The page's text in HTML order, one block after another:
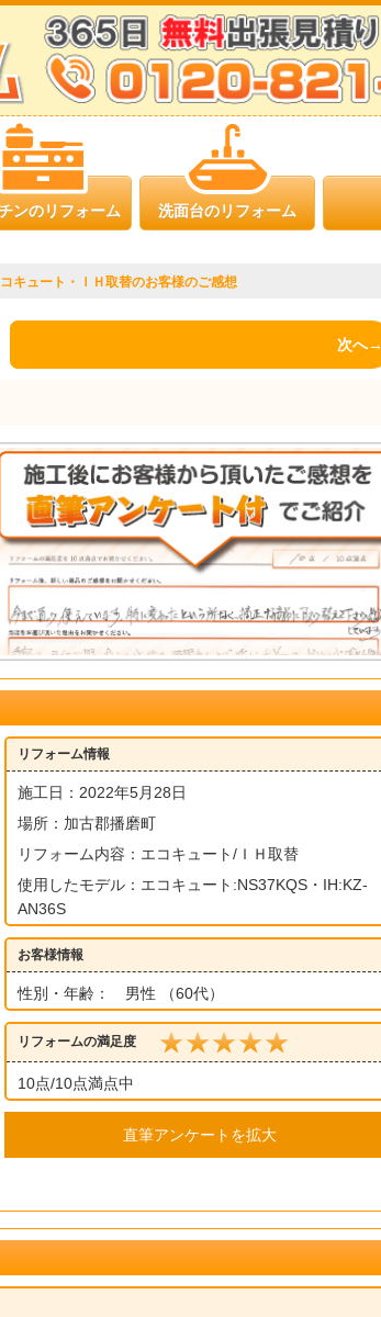
ンのリフォーム 洗面台のリフォーム
キュート・ＩＨ取替のお客様のご感想
次へ→
リフォーム情報
施工日：2022年5月28日
場所：加古郡播磨町
リフォーム内容：エコキュート/ＩＨ取替
使用したモデル：エコキュート:NS37KQS・IH:KZ-
AN36S
お客様情報
性別・年齢： 男性 （60代）
リフォームの満足度
10点/10点満点中
直筆アンケートを拡大